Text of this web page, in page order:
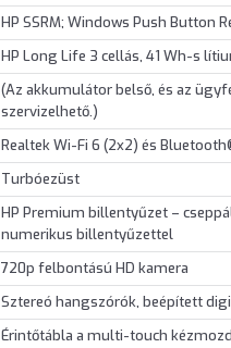
HP SSRM; Windows Push Button
HP Long Life 3 cellás, 41 Wh-s
(Az akkumulátor belső, és az
szervizelhető.)
Realtek Wi-Fi 6 (2x2) és
Turbóezüst
HP Premium billentyűzet –
numerikus billentyűzettel
720p felbontású HD kamera
Sztereó hangszórók, beépített
Érintőtábla a multi-touch